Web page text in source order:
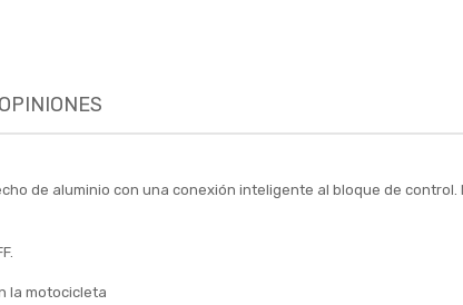
OPINIONES
de aluminio con una conexión inteligente al bloque de
la motocicleta